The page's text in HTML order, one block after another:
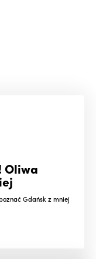
Oliwa
Gdańsk z mniej